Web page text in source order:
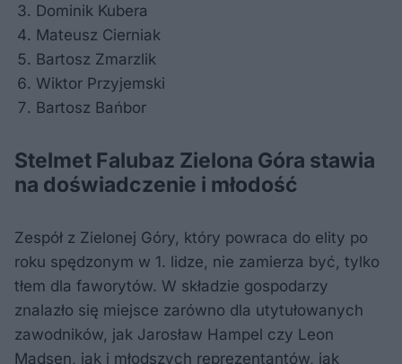
Dominik Kubera
Mateusz Cierniak
Bartosz Zmarzlik
Wiktor Przyjemski
Bartosz Bańbor
Stelmet Falubaz Zielona Góra stawia
na doświadczenie i młodość
Zespół z Zielonej Góry, który powraca do elity po
roku spędzonym w 1. lidze, nie zamierza być, tylko
tłem dla faworytów. W składzie gospodarzy
znalazło się miejsce zarówno dla utytułowanych
zawodników, jak Jarosław Hampel czy Leon
Madsen, jak i młodszych reprezentantów, jak